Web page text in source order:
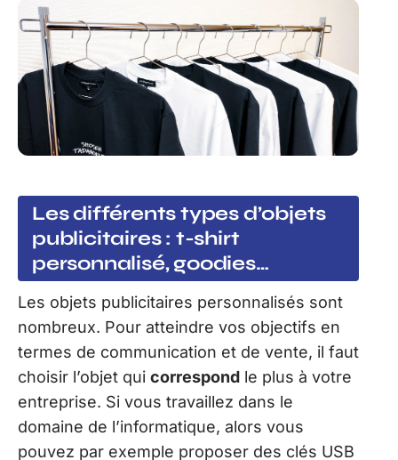
Les différents types d’objets
publicitaires : t-shirt
personnalisé, goodies…
Les objets publicitaires personnalisés sont
nombreux. Pour atteindre vos objectifs en
termes de communication et de vente, il faut
choisir l’objet qui correspond le plus à votre
entreprise. Si vous travaillez dans le
domaine de l’informatique, alors vous
pouvez par exemple proposer des clés USB